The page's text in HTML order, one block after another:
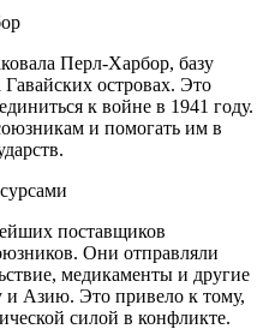
Перл-Харбор, базу
островах. Это
к войне в 1941 году.
и помогать им в
поставщиков
Они отправляли
медикаменты и другие
и Азию. Это привело к тому,
силой в конфликте.